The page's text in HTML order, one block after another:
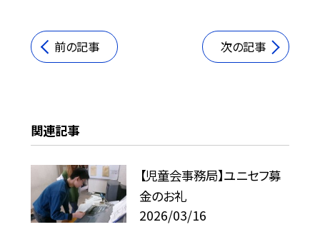
前の記事 次の記事
関連記事
【児童会事務局】ユニセフ募
金のお礼
2026/03/16